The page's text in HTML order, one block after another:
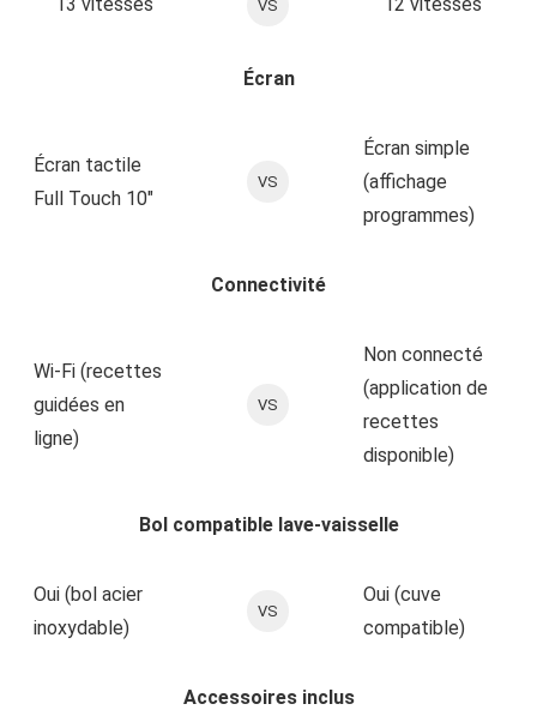
VS
Écran
Écran tactile
Full Touch 10″
VS
Écran simple
(affichage
programmes)
Connectivité
Wi‑Fi (recettes
guidées en
ligne)
VS
Non connecté
(application de
recettes
disponible)
Bol compatible lave‑vaisselle
Oui (bol acier
inoxydable)
VS
Oui (cuve
compatible)
Accessoires inclus